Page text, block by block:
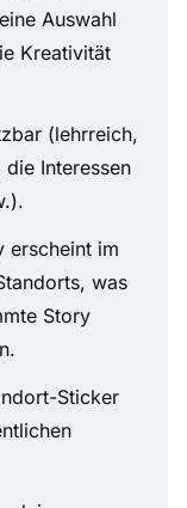
Auswahl
Kreativität
(lehrreich,
Interessen
erscheint im
was
Story
Sticker